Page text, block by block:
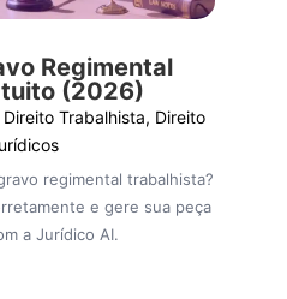
Regimental​
(2026)
Trabalhista, Direito
regimental trabalhista?
e gere sua peça
a Jurídico AI.